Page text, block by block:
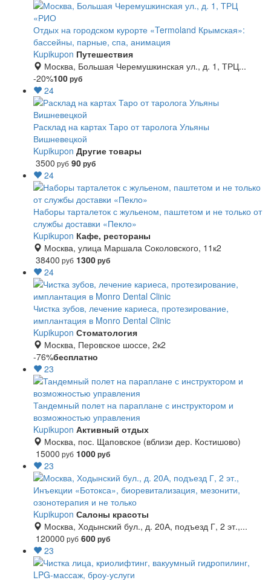
Отдых на городском курорте «Termoland Крымская»:
бассейны, парные, спа, анимация
Kupikupon Путешествия
Москва, Большая Черемушкинская ул., д. 1, ТРЦ...
-20%100руб
24
Расклад на картах Таро от таролога Ульяны
Вишневецкой
Kupikupon Другие товары
3500 руб 90руб
24
Наборы тарталеток с жульеном, паштетом и не только от
службы доставки «Пекло»
Kupikupon Кафе, рестораны
Москва, улица Маршала Соколовского, 11к2
38400 руб 1300руб
24
Чистка зубов, лечение кариеса, протезирование,
имплантация в Monro Dental Clinic
Kupikupon Стоматология
Москва, Перовское шоссе, 2к2
-76%бесплатно
23
Тандемный полет на параплане с инструктором и
возможностью управления
Kupikupon Активный отдых
Москва, пос. Щаповское (вблизи дер. Костишово)
15000 руб 1000руб
23
Инъекции «Ботокса», биоревитализация, мезонити,
озонотерапия и не только
Kupikupon Салоны красоты
Москва, Ходынский бул., д. 20А, подъезд Г, 2 эт.,...
120000 руб 600руб
23